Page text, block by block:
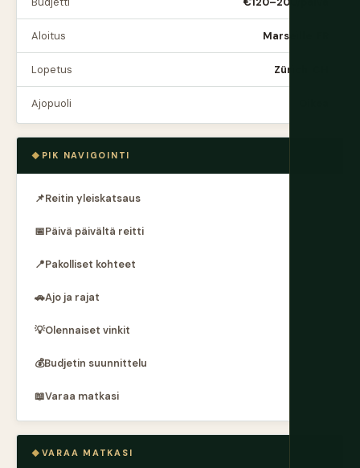
Aloitus Marseille, FR
Lopetus Zürich, CH
Ajopuoli
PIK NAVIGOINTI
📌Reitin yleiskatsaus
📅Päivä päivältä reitti
📍Pakolliset kohteet
🚗Ajo ja rajat
💡Olennaiset vinkit
💰Budjetin suunnittelu
📖Varaa matkasi
VARAA MATKASI